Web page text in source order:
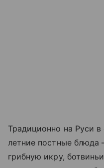
Традиционно на Руси в
летние постные
грибную икру,